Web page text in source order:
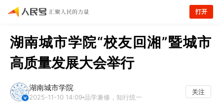
打开
湖南城市学院“校友回湘”暨城市
高质量发展大会举行
湖南城市学院
2025-11-10 14:09 品学兼修，知行统一
关注